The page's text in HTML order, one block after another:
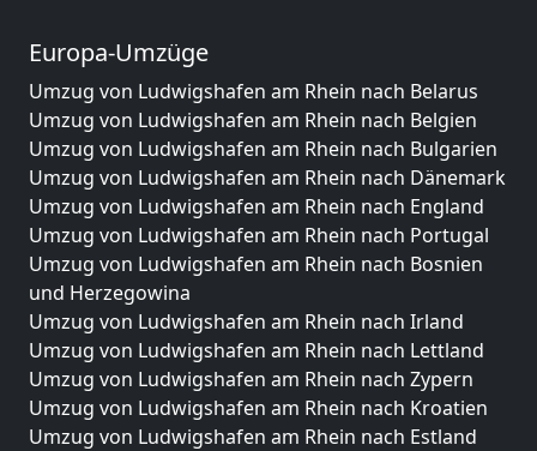
Europa-Umzüge
Umzug von Ludwigshafen am Rhein nach Belarus
Umzug von Ludwigshafen am Rhein nach Belgien
Umzug von Ludwigshafen am Rhein nach Bulgarien
Umzug von Ludwigshafen am Rhein nach Dänemark
Umzug von Ludwigshafen am Rhein nach England
Umzug von Ludwigshafen am Rhein nach Portugal
Umzug von Ludwigshafen am Rhein nach Bosnien
und Herzegowina
Umzug von Ludwigshafen am Rhein nach Irland
Umzug von Ludwigshafen am Rhein nach Lettland
Umzug von Ludwigshafen am Rhein nach Zypern
Umzug von Ludwigshafen am Rhein nach Kroatien
Umzug von Ludwigshafen am Rhein nach Estland